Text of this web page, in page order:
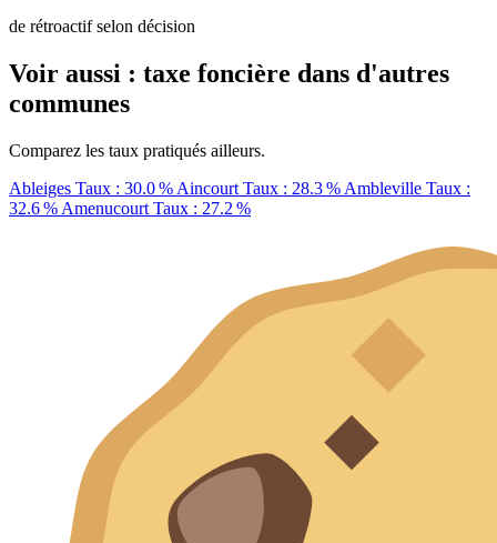
de rétroactif selon décision
Voir aussi : taxe foncière dans d'autres
communes
Comparez les taux pratiqués ailleurs.
Ableiges Taux : 30.0 % Aincourt Taux : 28.3 % Ambleville Taux :
32.6 % Amenucourt Taux : 27.2 %